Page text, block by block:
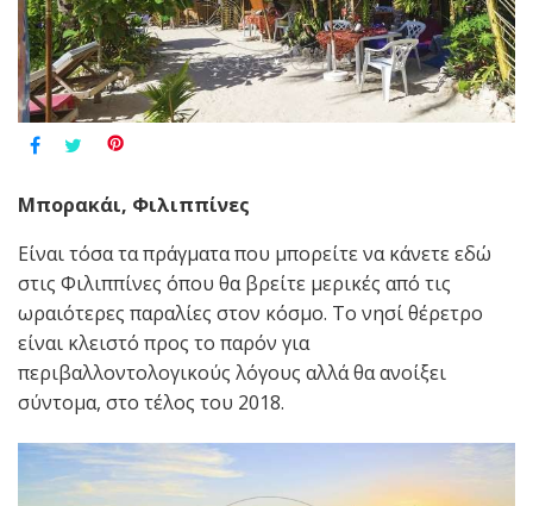
Μπορακάι, Φιλιππίνες
Είναι τόσα τα πράγματα που μπορείτε να κάνετε εδώ
στις Φιλιππίνες όπου θα βρείτε μερικές από τις
ωραιότερες παραλίες στον κόσμο. Το νησί θέρετρο
είναι κλειστό προς το παρόν για
περιβαλλοντολογικούς λόγους αλλά θα ανοίξει
σύντομα, στο τέλος του 2018.